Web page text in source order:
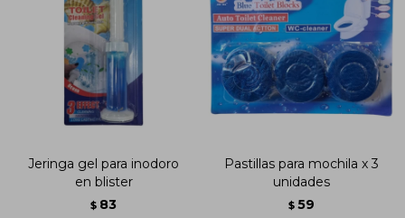
Jeringa gel para inodoro
en blister
$ 83
Pastillas para mochila x 3
unidades
$ 59